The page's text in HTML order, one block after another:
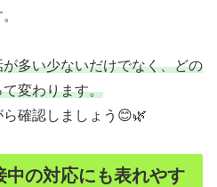
多い少ないだけでなく、どの
変わります。
確認しましょう😊🌿
中の対応にも表れやす